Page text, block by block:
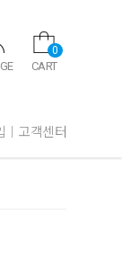
CART
0
고객센터